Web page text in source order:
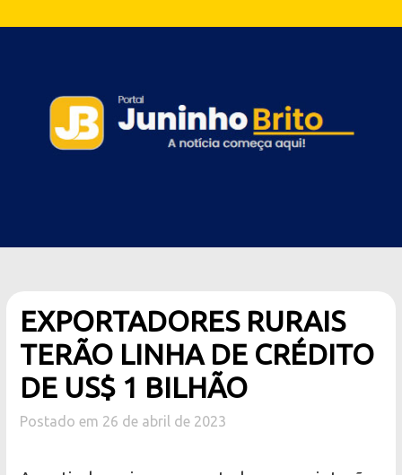
EXPORTADORES RURAIS
TERÃO LINHA DE CRÉDITO
DE US$ 1 BILHÃO
Postado em 26 de abril de 2023